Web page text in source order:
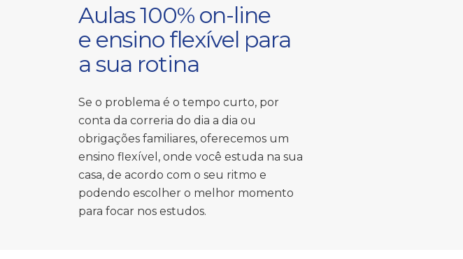
Aulas 100% on-line
e ensino flexível para
a sua rotina
Se o problema é o tempo curto, por
conta da correria do dia a dia ou
obrigações familiares, oferecemos um
ensino flexível, onde você estuda na sua
casa, de acordo com o seu ritmo e
podendo escolher o melhor momento
para focar nos estudos.